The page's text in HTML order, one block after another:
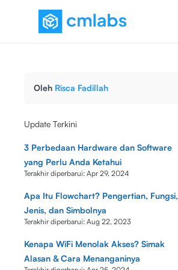
Oleh Risca Fadillah
Update Terkini
3 Perbedaan Hardware dan Software
yang Perlu Anda Ketahui
Terakhir diperbarui: Apr 29, 2024
Apa Itu Flowchart? Pengertian, Fungsi,
Jenis, dan Simbolnya
Terakhir diperbarui: Aug 22, 2023
Kenapa WiFi Menolak Akses? Simak
Alasan & Cara Menanganinya